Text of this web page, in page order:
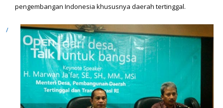
pengembangan Indonesia khususnya daerah tertinggal.